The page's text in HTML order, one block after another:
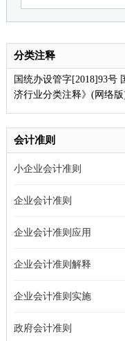
分类注释
国统办设管字[2018]93号
济行业分类注释》(网络
会计准则
小企业会计准则
企业会计准则
企业会计准则应用
企业会计准则解释
企业会计准则实施
政府会计准则